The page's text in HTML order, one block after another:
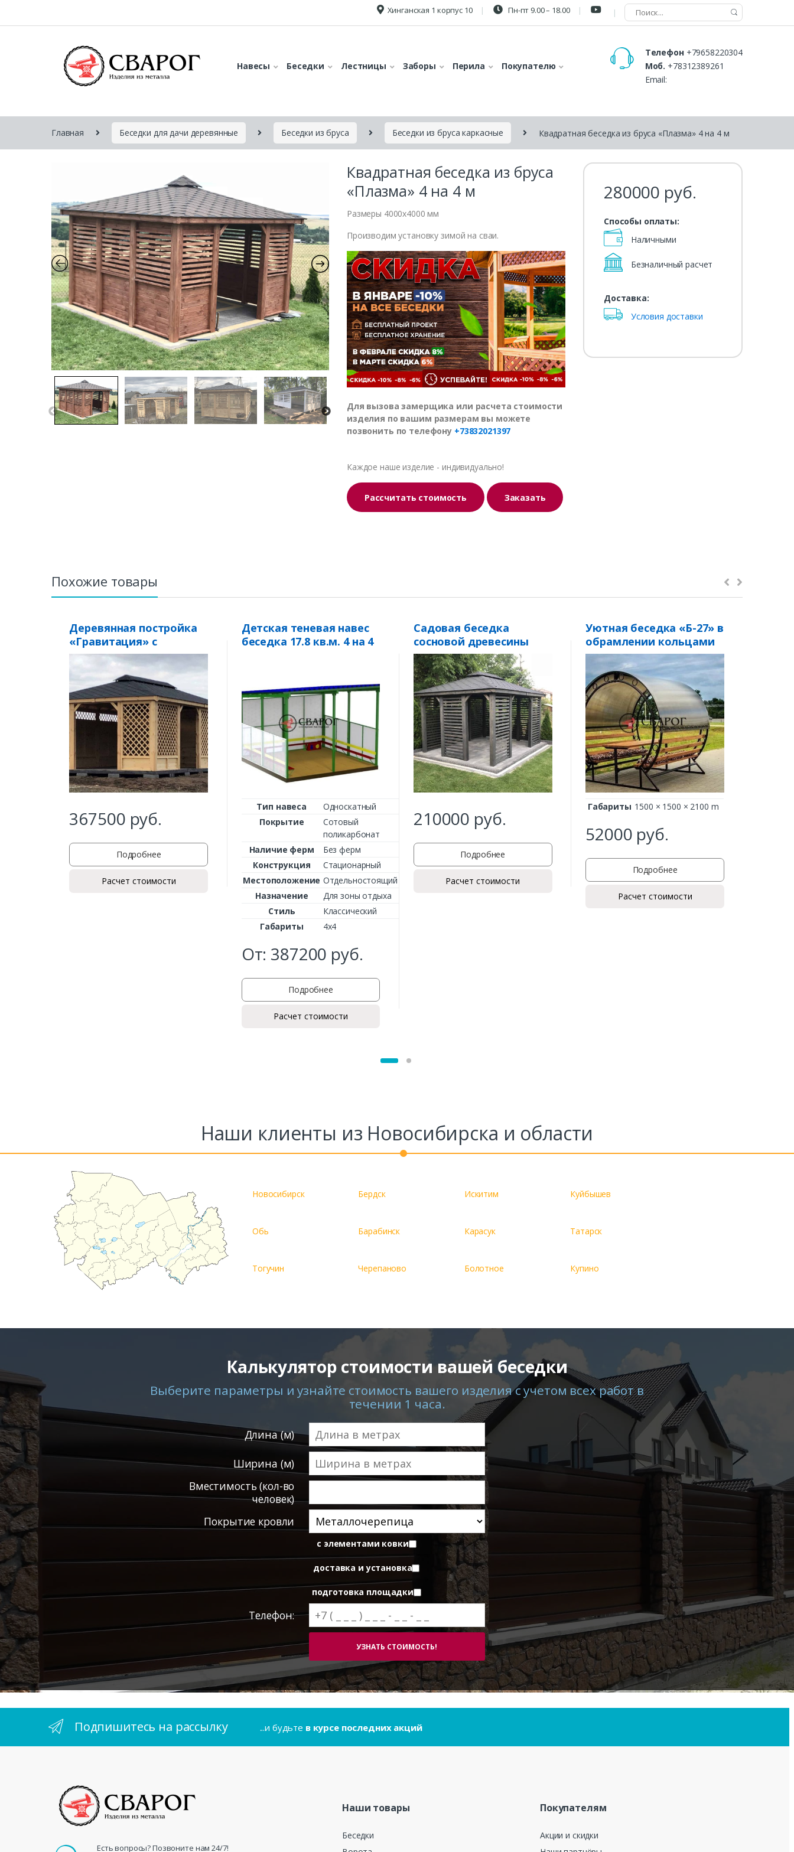
Заказать
Ваш телефон*
Хинганская 1 корпус 10 Пн-пт 9.00 – 18.00
Навесы Беседки Лестницы Заборы Перила Покупателю
Телефон +79658220304
Моб. +78312389261
Email:
Главная Беседки для дачи деревянные Беседки из бруса Беседки из бруса каркасные Квадратная беседка из бруса «Плазма» 4 на 4 м
Квадратная беседка из бруса
«Плазма» 4 на 4 м
Размеры 4000х4000 мм
Производим установку зимой на сваи.
Для вызова замерщика или расчета стоимости
изделия по вашим размерам вы можете
позвонить по телефону +73832021397
Каждое наше изделие - индивидуально!
Рассчитать стоимость Заказать
280000 руб.
Способы оплаты:
Наличными
Безналичный расчет
Доставка:
Условия доставки
Похожие товары
Деревянная постройка
«Гравитация» с
беседкой «Меркурий» 7
× 3 м
367500 руб.
Подробнее
Расчет стоимости
Детская теневая навес
беседка 17.8 кв.м. 4 на 4
Тип навеса
Односкатный
Покрытие
Сотовый
поликарбонат
Наличие ферм
Без ферм
Конструкция
Стационарный
Местоположение Отдельностоящий
Назначение
Для зоны отдыха
Стиль
Классический
Габариты
4х4
От: 387200 руб.
Подробнее
Расчет стоимости
Садовая беседка
сосновой древесины
«Солнце» 3 × 4 м
210000 руб.
Подробнее
Расчет стоимости
Уютная беседка «Б-27» в
обрамлении кольцами
Габариты 1500 × 1500 × 2100 m
52000 руб.
Подробнее
Расчет стоимости
Наши клиенты из Новосибирска и области
Новосибирск Бердск Искитим Куйбышев
Обь Барабинск Карасук Татарск
Тогучин Черепаново Болотное Купино
Калькулятор стоимости вашей беседки
Выберите параметры и узнайте стоимость вашего изделия с учетом всех работ в
течении 1 часа.
Длина (м)
Ширина (м)
Вместимость (кол-во
человек)
Покрытие кровли
с элементами ковки
доставка и установка
подготовка площадки
Телефон:
Подпишитесь на рассылку ...и будьте в курсе последних акций
Есть вопросы? Позвоните нам 24/7!
Наши товары
Беседки
Покупателям
Акции и скидки